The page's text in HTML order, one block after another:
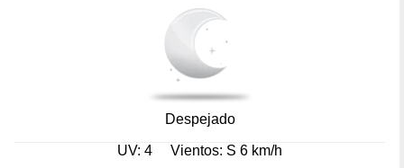
Despejado
UV: 4 Vientos: S 6 km/h